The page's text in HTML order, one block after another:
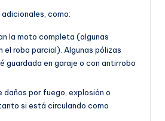
como:
la moto completa (algunas
el robo parcial). Algunas pólizas
guardada en garaje o con antirrobo
daños por fuego, explosión o
si está circulando como